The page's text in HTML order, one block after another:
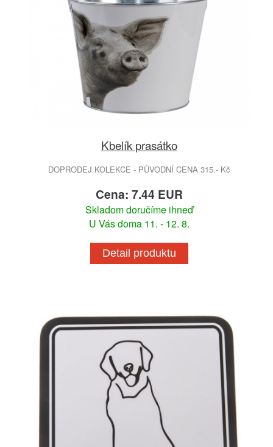
Kbelík prasátko
DOPRODEJ KOLEKCE - PŮVODNÍ CENA 315.- Kč
Cena: 7.44 EUR
Skladom doručíme ihneď
U Vás doma 11. - 12. 8.
Detail produktu